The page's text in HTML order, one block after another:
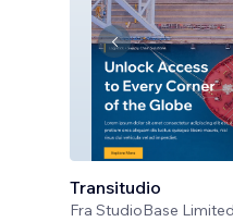
Transitudio
Fra StudioBase